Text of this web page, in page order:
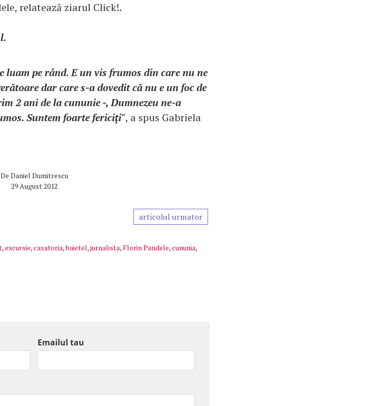
relatează ziarul Click!.
luam pe rând. E un vis frumos din care nu ne
dar care s-a dovedit că nu e un foc de
2 ani de la cununie -, Dumnezeu ne-a
Suntem foarte fericiţi", a spus Gabriela
De Daniel Dumitrescu
29 August 2012
articolul urmator
,excursie,casatoria,baietel,jurnalista,Florin Pandele,cununia,
Emailul tau